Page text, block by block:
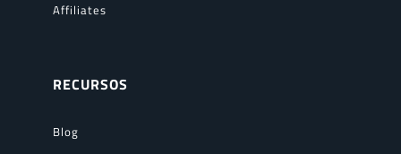
Affiliates
RECURSOS
Blog